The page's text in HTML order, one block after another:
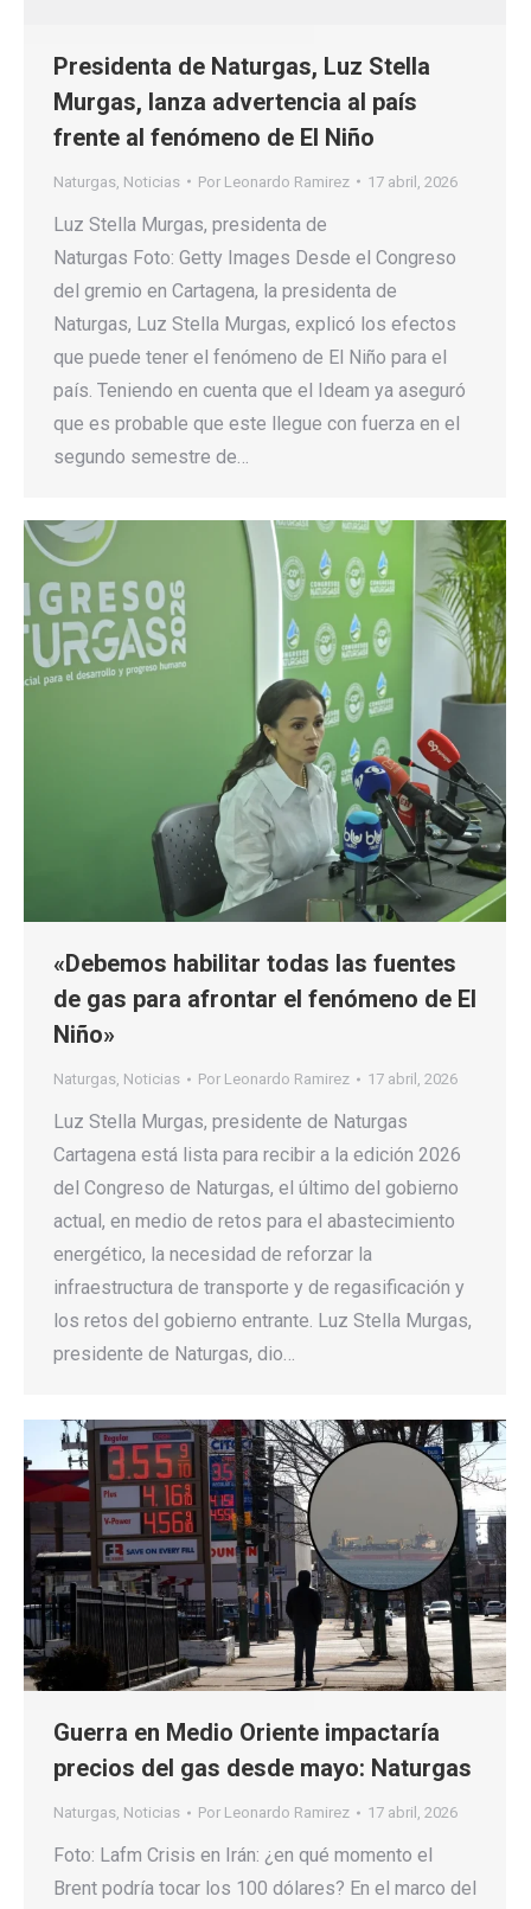
Presidenta de Naturgas, Luz Stella
Murgas, lanza advertencia al país
frente al fenómeno de El Niño
Naturgas Noticias Por Leonardo Ramirez 17 abril, 2026
Luz Stella Murgas, presidenta de
Naturgas Foto: Getty Images Desde el Congreso
del gremio en Cartagena, la presidenta de
Naturgas, Luz Stella Murgas, explicó los efectos
que puede tener el fenómeno de El Niño para el
país. Teniendo en cuenta que el Ideam ya aseguró
que es probable que este llegue con fuerza en el
segundo semestre de…
«Debemos habilitar todas las fuentes
de gas para afrontar el fenómeno de El
Niño»
Naturgas, Noticias Por Leonardo Ramirez 17 abril, 2026
Luz Stella Murgas, presidente de Naturgas
Cartagena está lista para recibir a la edición 2026
del Congreso de Naturgas, el último del gobierno
actual, en medio de retos para el abastecimiento
energético, la necesidad de reforzar la
infraestructura de transporte y de regasificación y
los retos del gobierno entrante. Luz Stella Murgas,
presidente de Naturgas, dio…
Guerra en Medio Oriente impactaría
precios del gas desde mayo: Naturgas
Naturgas, Noticias Por Leonardo Ramirez 17 abril, 2026
Foto: Lafm Crisis en Irán: ¿en qué momento el
Brent podría tocar los 100 dólares? En el marco del